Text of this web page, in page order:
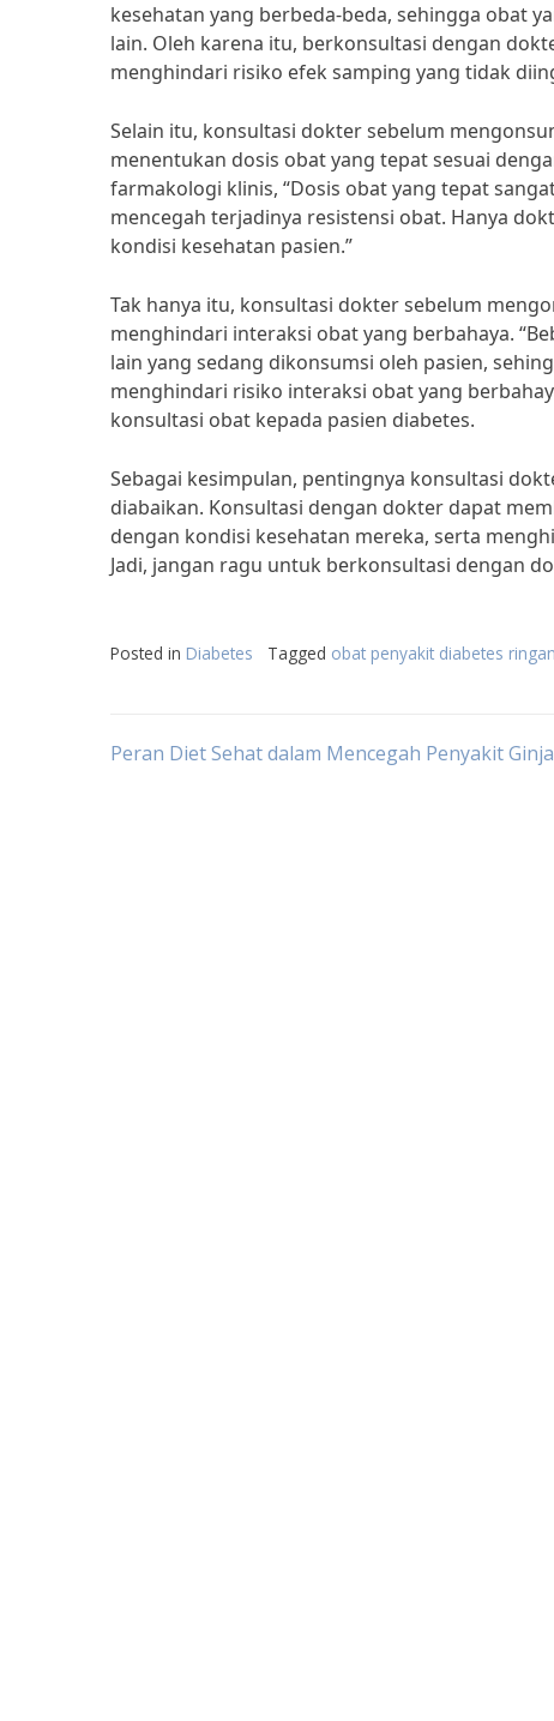
kesehatan yang berbeda-beda, sehingga obat
lain. Oleh karena itu, berkonsultasi dengan
menghindari risiko efek samping yang tidak
Selain itu, konsultasi dokter sebelum
menentukan dosis obat yang tepat sesuai
farmakologi klinis, “Dosis obat yang tepat
mencegah terjadinya resistensi obat. Hanya
kondisi kesehatan pasien.”
Tak hanya itu, konsultasi dokter sebelum
menghindari interaksi obat yang berbahaya.
lain yang sedang dikonsumsi oleh pasien,
menghindari risiko interaksi obat yang
konsultasi obat kepada pasien diabetes.
Sebagai kesimpulan, pentingnya konsultasi
diabaikan. Konsultasi dengan dokter dapat
dengan kondisi kesehatan mereka, serta
Jadi, jangan ragu untuk berkonsultasi dengan
Posted in Diabetes Tagged obat penyakit diabetes ringan
Post
Peran Diet Sehat dalam Mencegah Penyakit